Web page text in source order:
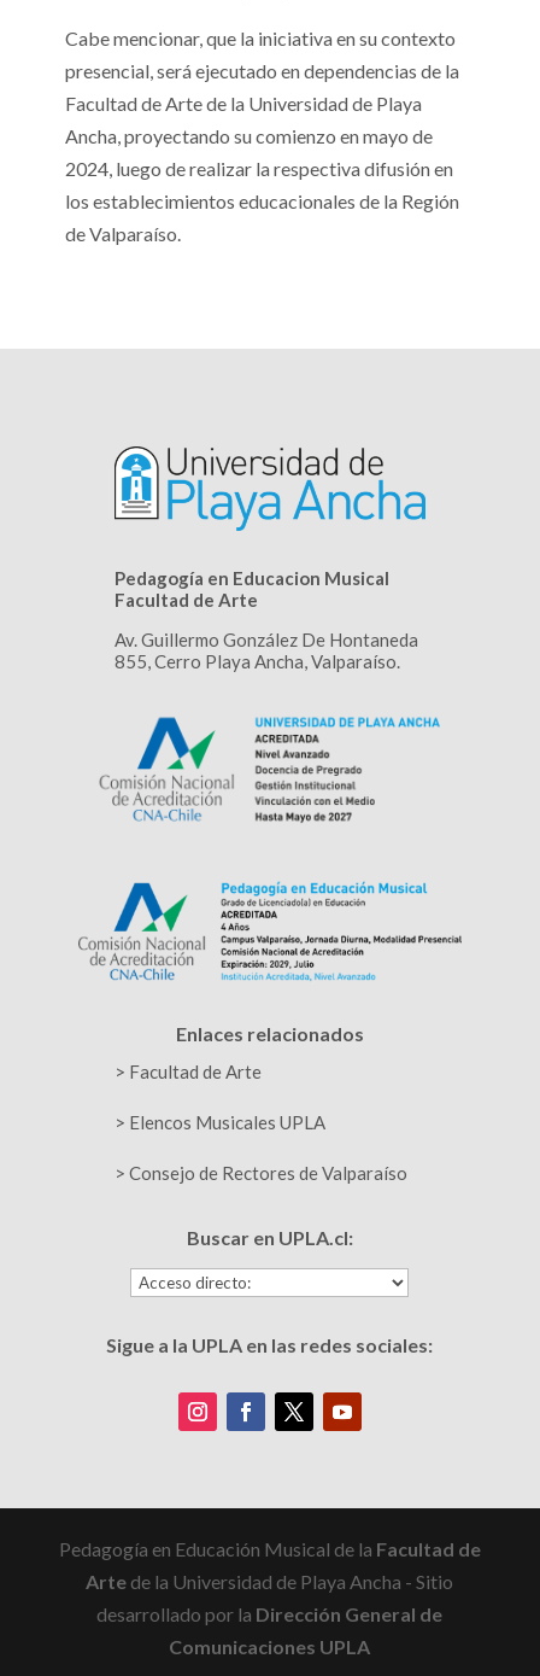
Cabe mencionar, que la iniciativa en su contexto
presencial, será ejecutado en dependencias de la
Facultad de Arte de la Universidad de Playa
Ancha, proyectando su comienzo en mayo de
2024, luego de realizar la respectiva difusión en
los establecimientos educacionales de la Región
de Valparaíso.
Pedagogía en Educacion Musical
Facultad de Arte
Av. Guillermo González De Hontaneda
855, Cerro Playa Ancha, Valparaíso.
Enlaces relacionados
> Facultad de Arte
> Elencos Musicales UPLA
> Consejo de Rectores de Valparaíso
Buscar en UPLA.cl:
Sigue a la UPLA en las redes sociales:
Pedagogía en Educación Musical de la Facultad de
Arte de la Universidad de Playa Ancha - Sitio
desarrollado por la Dirección General de
Comunicaciones UPLA